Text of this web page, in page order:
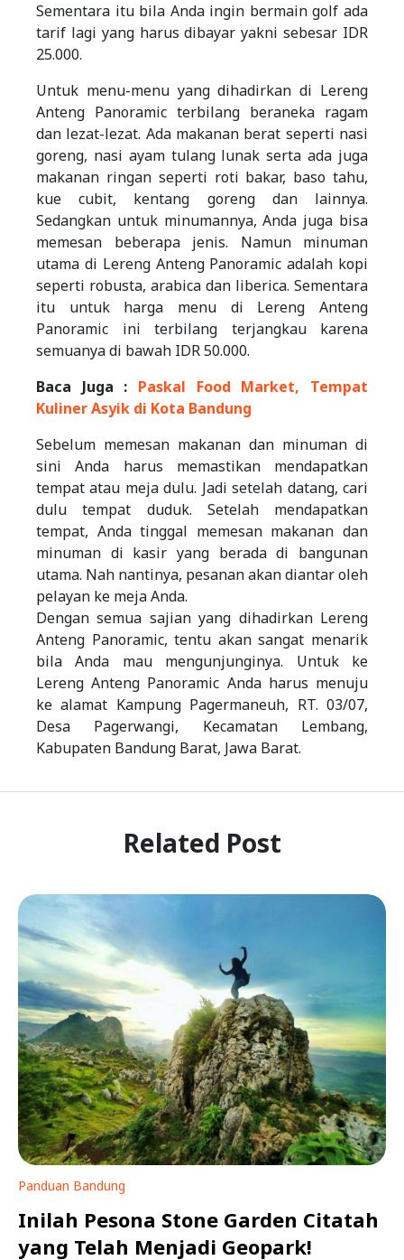
Sementara itu bila Anda ingin bermain golf ada
tarif lagi yang harus dibayar yakni sebesar IDR
25.000.
Untuk menu-menu yang dihadirkan di Lereng
Anteng Panoramic terbilang beraneka ragam
dan lezat-lezat. Ada makanan berat seperti nasi
goreng, nasi ayam tulang lunak serta ada juga
makanan ringan seperti roti bakar, baso tahu,
kue cubit, kentang goreng dan lainnya.
Sedangkan untuk minumannya, Anda juga bisa
memesan beberapa jenis. Namun minuman
utama di Lereng Anteng Panoramic adalah kopi
seperti robusta, arabica dan liberica. Sementara
itu untuk harga menu di Lereng Anteng
Panoramic ini terbilang terjangkau karena
semuanya di bawah IDR 50.000.
Baca Juga : Paskal Food Market, Tempat
Kuliner Asyik di Kota Bandung
Sebelum memesan makanan dan minuman di
sini Anda harus memastikan mendapatkan
tempat atau meja dulu. Jadi setelah datang, cari
dulu tempat duduk. Setelah mendapatkan
tempat, Anda tinggal memesan makanan dan
minuman di kasir yang berada di bangunan
utama. Nah nantinya, pesanan akan diantar oleh
pelayan ke meja Anda.
Dengan semua sajian yang dihadirkan Lereng
Anteng Panoramic, tentu akan sangat menarik
bila Anda mau mengunjunginya. Untuk ke
Lereng Anteng Panoramic Anda harus menuju
ke alamat Kampung Pagermaneuh, RT. 03/07,
Desa Pagerwangi, Kecamatan Lembang,
Kabupaten Bandung Barat, Jawa Barat.
Related Post
Panduan Bandung
Inilah Pesona Stone Garden Citatah
yang Telah Menjadi Geopark!